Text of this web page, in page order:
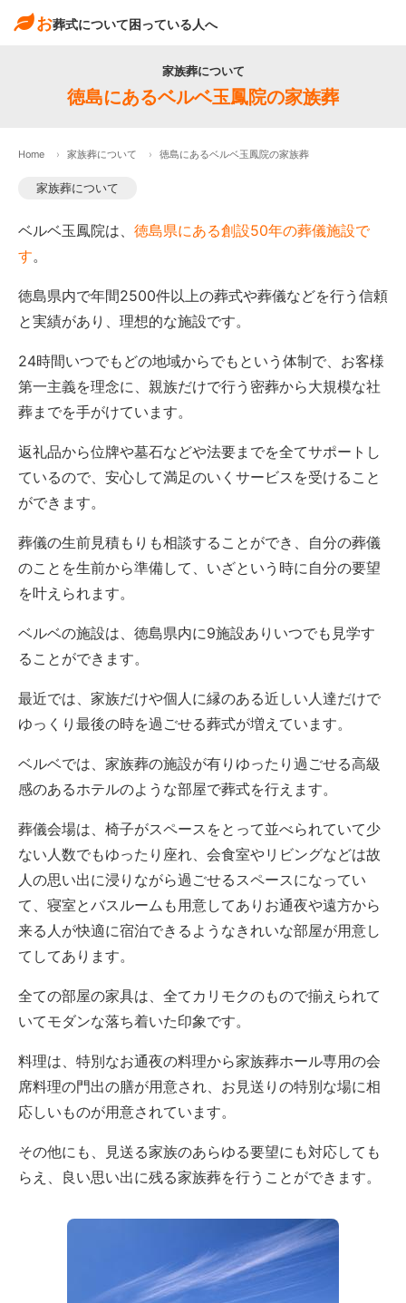
お葬式について困っている人へ
家族葬について
徳島にあるベルベ玉鳳院の家族葬
Home 家族葬について 徳島にあるベルベ玉鳳院の家族葬
家族葬について
ベルベ玉鳳院は、 徳島県にある創設50年の葬儀施設で
す。
徳島県内で年間2500件以上の葬式や葬儀などを行う信頼
と実績があり、理想的な施設です。
24時間いつでもどの地域からでもという体制で、お客様
第一主義を理念に、親族だけで行う密葬から大規模な社
葬までを手がけています。
返礼品から位牌や墓石などや法要までを全てサポートし
ているので、安心して満足のいくサービスを受けること
ができます。
葬儀の生前見積もりも相談することができ、自分の葬儀
のことを生前から準備して、いざという時に自分の要望
を叶えられます。
ベルベの施設は、徳島県内に9施設ありいつでも見学す
ることができます。
最近では、家族だけや個人に縁のある近しい人達だけで
ゆっくり最後の時を過ごせる葬式が増えています。
ベルベでは、家族葬の施設が有りゆったり過ごせる高級
感のあるホテルのような部屋で葬式を行えます。
葬儀会場は、椅子がスペースをとって並べられていて少
ない人数でもゆったり座れ、会食室やリビングなどは故
人の思い出に浸りながら過ごせるスペースになってい
て、寝室とバスルームも用意してありお通夜や遠方から
来る人が快適に宿泊できるようなきれいな部屋が用意し
てしてあります。
全ての部屋の家具は、全てカリモクのもので揃えられて
いてモダンな落ち着いた印象です。
料理は、特別なお通夜の料理から家族葬ホール専用の会
席料理の門出の膳が用意され、お見送りの特別な場に相
応しいものが用意されています。
その他にも、見送る家族のあらゆる要望にも対応しても
らえ、良い思い出に残る家族葬を行うことができます。